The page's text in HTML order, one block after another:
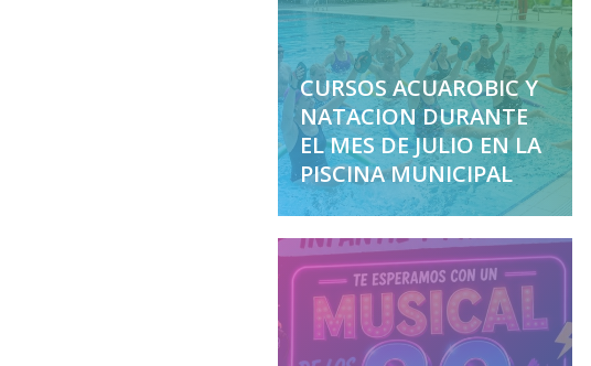
CURSOS ACUAROBIC Y
NATACION DURANTE
EL MES DE JULIO EN LA
PISCINA MUNICIPAL